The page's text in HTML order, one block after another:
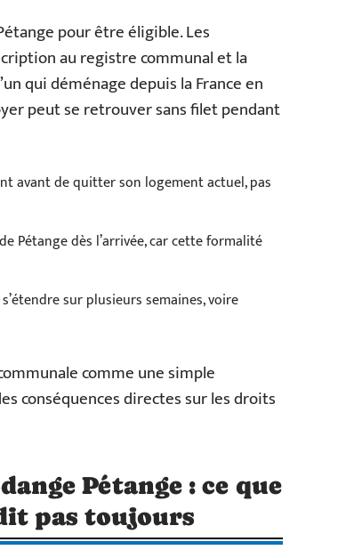
pour être éligible. Les
au registre communal et la
qui déménage depuis la France en
peut se retrouver sans filet pendant
avant de quitter son logement actuel, pas
Pétange dès l’arrivée, car cette formalité
sur plusieurs semaines, voire
comme une simple
conséquences directes sur les droits
Pétange : ce que
pas toujours